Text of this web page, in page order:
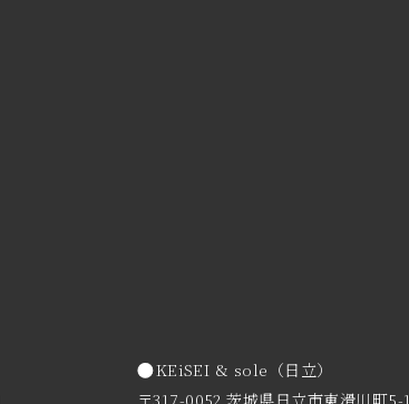
KEiSEI & sole（日立）
〒317-0052 茨城県日立市東滑川町5-1